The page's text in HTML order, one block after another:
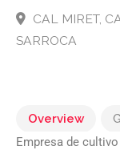
Todas las
CAL MIRET,
Overview
Empresa de cultivo